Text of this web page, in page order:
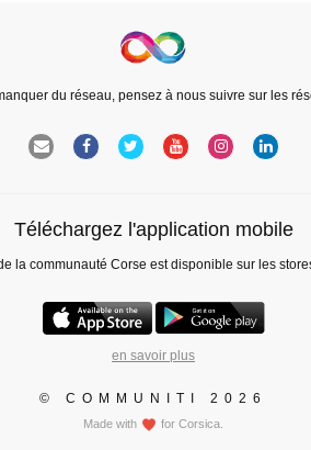
du réseau, pensez à nous suivre sur les
Téléchargez l'application mobile
la communauté Corse est disponible sur les
en savoir plus
© COMMUNITI 2026
Made with for Corsica.